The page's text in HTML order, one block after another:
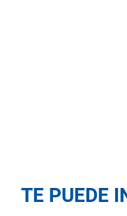
TE PUEDE